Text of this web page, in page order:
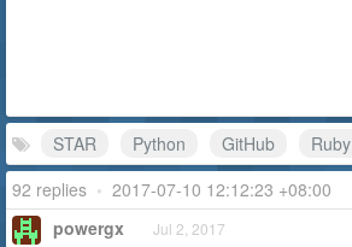
STAR Python GitHub
Ruby
92 replies • 2017-07-10 12:12:23 +08:00
powergx Jul 2, 2017